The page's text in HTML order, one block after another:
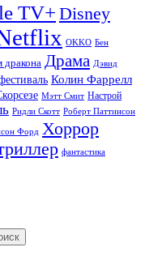
TV+ Disney
OKKO Бен
дракона Драма Дэвид
Колин Фаррелл
Мэтт Смит Настрой
Ридли Скотт Роберт Паттинсон
Форд Хоррор
фантастика